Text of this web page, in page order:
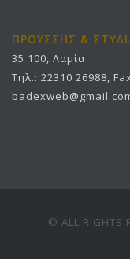
ΠΡΟΥΣΣΗΣ &
35 100, Λαμία
Τηλ.: 22310 26988,
© ALL RIGHTS